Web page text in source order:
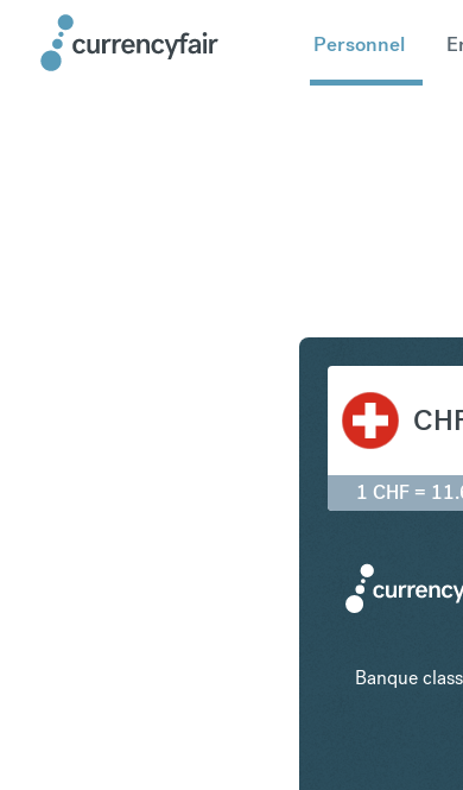
Personnel
1 CHF =
Banque